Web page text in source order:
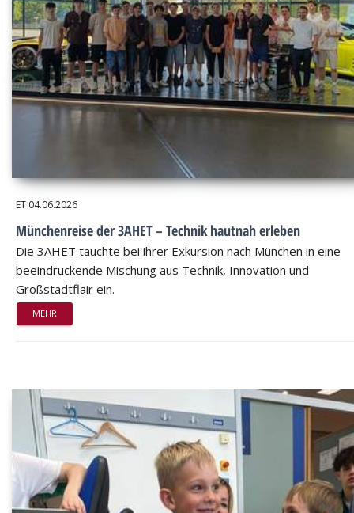
ET 04.06.2026
Münchenreise der 3AHET – Technik hautnah erleben
Die 3AHET tauchte bei ihrer Exkursion nach München in eine
beeindruckende Mischung aus Technik, Innovation und
Großstadtflair ein.
MEHR